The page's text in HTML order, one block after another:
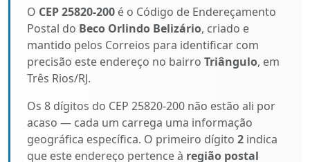
O CEP 25820-200 é o Código de Endereçamento
Postal do Beco Orlindo Belizário, criado e
mantido pelos Correios para identificar com
precisão este endereço no bairro Triângulo, em
Três Rios/RJ.
Os 8 dígitos do CEP 25820-200 não estão ali por
acaso — cada um carrega uma informação
geográfica específica. O primeiro dígito 2 indica
que este endereço pertence à região postal